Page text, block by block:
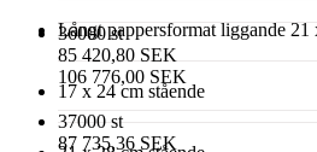
36000 st
85 420,80 SEK
106 776,00 SEK
37000 st
87 735,36 SEK
Långt pappersformat liggande 21
17 x 24 cm stående